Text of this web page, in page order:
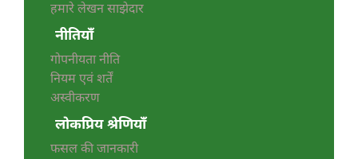
हमारे लेखन साझेदार
नीतियाँ
गोपनीयता नीति
नियम एवं शर्तें
अस्वीकरण
लोकप्रिय श्रेणियाँ
फसल की जानकारी